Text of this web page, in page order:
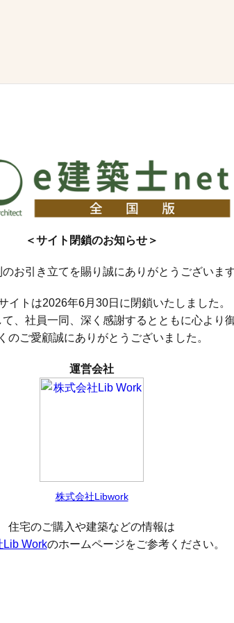
＜サイト閉鎖のお知らせ＞
お引き立てを賜り誠にありがとうございます
イトは2026年6月30日に閉鎖いたしました。
、社員一同、深く感謝するとともに心より
のご愛顧誠にありがとうございました。
運営会社
株式会社Libwork
住宅のご購入や建築などの情報は
Lib Workのホームページをご参考ください。